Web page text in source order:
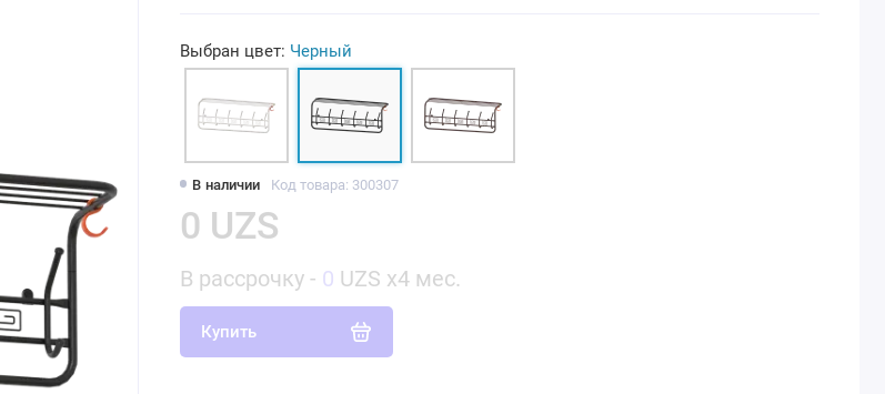
В наличии Код товара: 300307
0 UZS
В рассрочку - 0 UZS x4 мес.
Купить
Выбран цвет: Черный